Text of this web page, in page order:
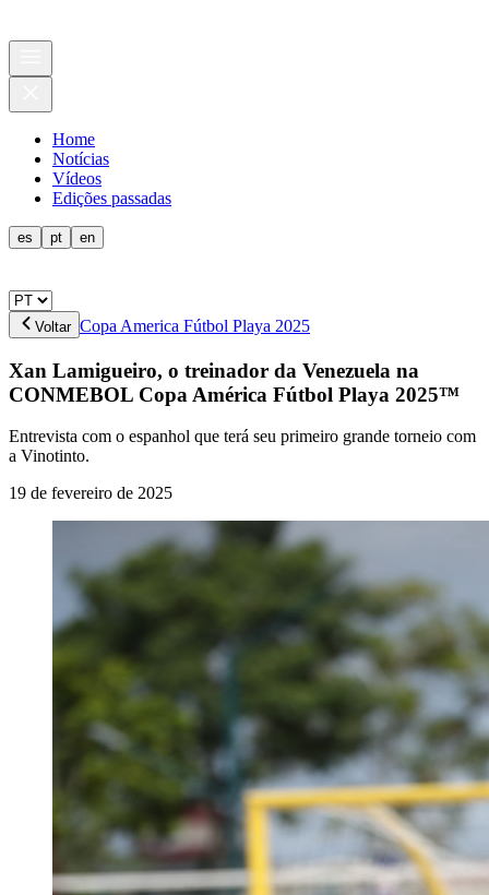
Home
Notícias
Vídeos
Edições passadas
es pt en
Voltar Copa America Fútbol Playa 2025
Xan Lamigueiro, o treinador da Venezuela na
CONMEBOL Copa América Fútbol Playa 2025™
Entrevista com o espanhol que terá seu primeiro grande torneio com
a Vinotinto.
19 de fevereiro de 2025